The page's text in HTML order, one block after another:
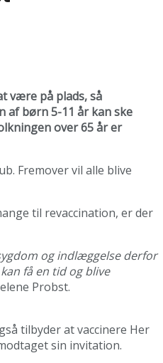
være på plads, så
af børn 5-11 år kan ske
over 65 år er
Fremover vil alle blive
til revaccination, er der
og indlæggelse derfor
få en tid og blive
Probst.
tilbyder at vaccinere Her
sin invitation.